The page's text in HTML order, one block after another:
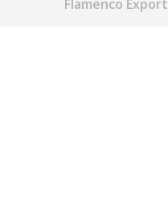
Flamenco Export